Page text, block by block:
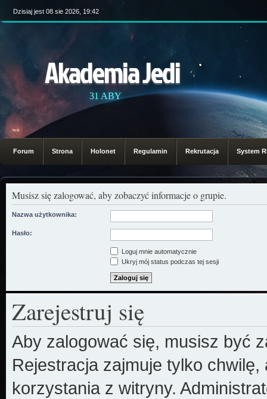
Dzisiaj jest 08 sie 2026, 19:42
Akademia Jedi
31 ABY
Forum Strona Holonet Regulamin Rekrutacja System
Musisz się zalogować, aby zobaczyć informacje o grupie.
Nazwa użytkownika:
Hasło:
Loguj mnie automatycznie
Ukryj mój status podczas tej sesji
Zarejestruj się
Aby zalogować się, musisz być
Rejestracja zajmuje tylko
korzystania z witryny.